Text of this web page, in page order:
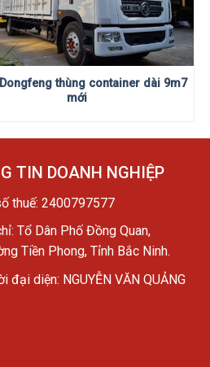
thùng container dài 9m7
mới
TIN DOANH NGHIỆP
thuế: 2400797577
Tổ Dân Phố Đồng Quan,
Tiền Phong, Tỉnh Bắc Ninh.
đại diện: NGUYỄN VĂN QUẢNG